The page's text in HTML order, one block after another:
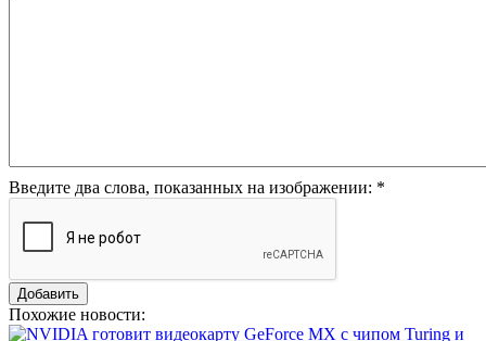
Введите два слова, показанных на изображении: *
Похожие новости: